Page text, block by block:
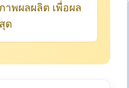
พผลผลิต เพื่อผล
ด